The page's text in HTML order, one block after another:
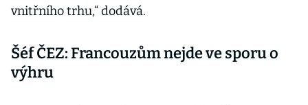
vnitřního trhu,“ dodává.
Šéf ČEZ: Francouzům nejde ve sporu o
výhru